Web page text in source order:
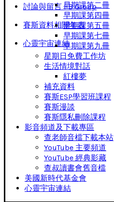
討論與留言 FB Group
賽斯資料相關年表
心靈宇宙連結
早期課第二冊
早期課第四冊
早期課第五冊
早期課第七冊
早期課第九冊
星期日免費工作坊
生活情境對話
紅樓夢
補充資料
賽斯ESP學習班課程
賽斯漫談
賽斯隱私刪除課程
影音頻道及下載專區
查老師音檔下載本站
YouTube 主要頻道
YouTube 經典影藏
查叔讀書會舊音檔
美國新時代基金會
心靈宇宙連結